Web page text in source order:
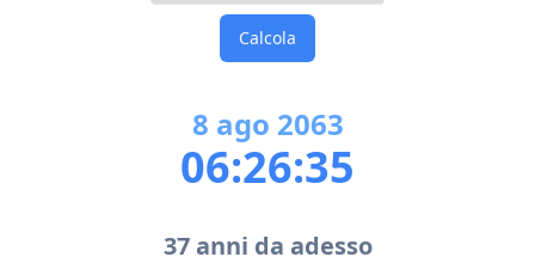
Calcola
8 ago 2063
06:26:35
37 anni da adesso